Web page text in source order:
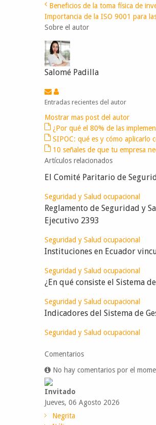
Beneficios de la toma física de
Importancia de la ISO 9001 para
Sobre el autor
Salomé Padilla
Entradas recientes del autor
Mostrar mas post del autor
¿Por qué el 80% de las
SIPOC: qué es y cómo aplicarlo
10 señales de que tu empresa
Artículos relacionados
El Comité Paritario de
Seguridad y Salud ocupacional
Reglamento de Seguridad y
Ejecutivo 2393
Seguridad y Salud ocupacional
Instituciones en Ecuador
Seguridad y Salud ocupacional
¿En qué consiste el Sistema
Seguridad y Salud ocupacional
Indicadores del Sistema de
Seguridad y Salud ocupacional
Comentarios
No hay comentarios por el
Invitado
Jueves, 06 Agosto 2026
Negrita